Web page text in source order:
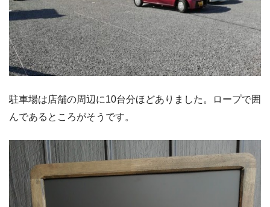
駐車場は店舗の周辺に10台分ほどありました。ロープで囲
んであるところがそうです。